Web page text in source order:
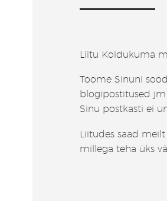
Liitu Koidukuma
Toome Sinuni
blogipostitused
Sinu postkasti ei
Liitudes saad
millega teha üks